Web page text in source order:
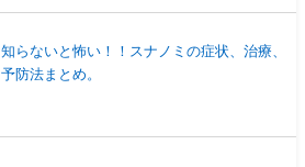
知らないと怖い！！スナノミの症状、治療、
予防法まとめ。